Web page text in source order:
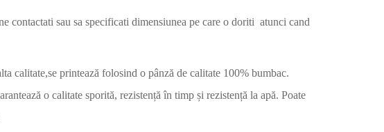
contactati sau sa specificati dimensiunea pe care o doriti atunci cand
calitate,se printează folosind o pânză de calitate 100% bumbac.
o calitate sporită, rezistență în timp și rezistență la apă. Poate